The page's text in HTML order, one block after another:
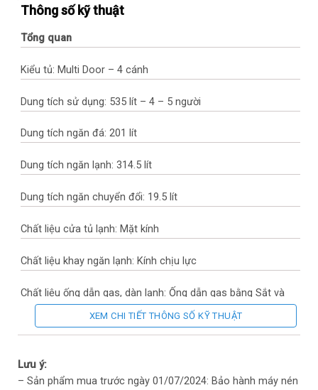
Thông số kỹ thuật
Tổng quan
Kiểu tủ: Multi Door – 4 cánh
Dung tích sử dụng: 535 lít – 4 – 5 người
Dung tích ngăn đá: 201 lít
Dung tích ngăn lạnh: 314.5 lít
Dung tích ngăn chuyển đổi: 19.5 lít
Chất liệu cửa tủ lạnh: Mặt kính
Chất liệu khay ngăn lạnh: Kính chịu lực
Chất liệu ống dẫn gas, dàn lạnh: Ống dẫn gas bằng Sắt và
Đồng – Lá tản nhiệt bằng Nhôm
Sản xuất tại: Trung Quốc
XEM CHI TIẾT THÔNG SỐ KỸ THUẬT
Lưu ý:
– Sản phẩm mua trước ngày 01/07/2024: Bảo hành máy nén